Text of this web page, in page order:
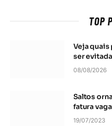
TOP
Veja quais
ser
08/08/2026
Saltos
fatura
19/07/2023